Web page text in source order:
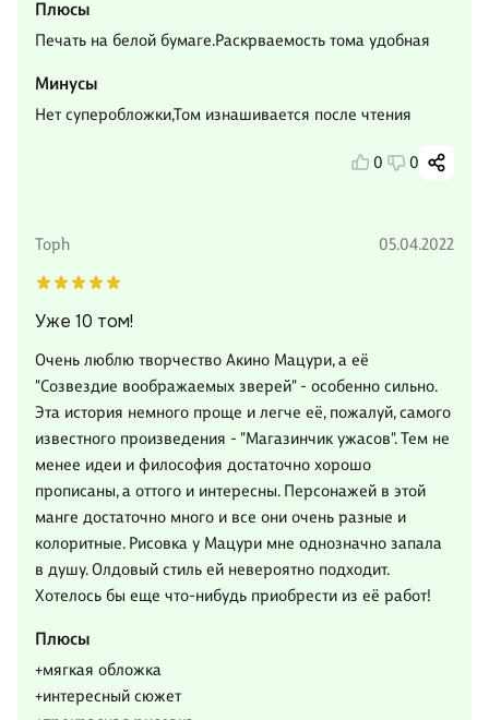
Плюсы
Печать на белой бумаге.Раскрваемость тома удобная
Минусы
Нет суперобложки,Том изнашивается после чтения
0 0
Toph 05.04.2022
Уже 10 том!
Очень люблю творчество Акино Мацури, а её
"Созвездие воображаемых зверей" - особенно сильно.
Эта история немного проще и легче её, пожалуй, самого
известного произведения - "Магазинчик ужасов". Тем не
менее идеи и философия достаточно хорошо
прописаны, а оттого и интересны. Персонажей в этой
манге достаточно много и все они очень разные и
колоритные. Рисовка у Мацури мне однозначно запала
в душу. Олдовый стиль ей невероятно подходит.
Хотелось бы еще что-нибудь приобрести из её работ!
Плюсы
+мягкая обложка
+интересный сюжет